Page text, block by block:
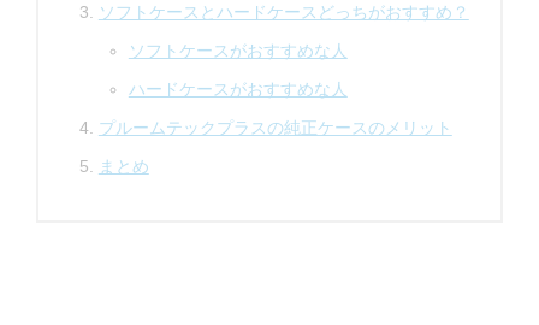
ソフトケースとハードケースどっちがおすすめ？
ソフトケースがおすすめな人
ハードケースがおすすめな人
プルームテックプラスの純正ケースのメリット
まとめ